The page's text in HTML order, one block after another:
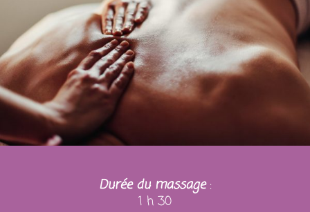
Durée du massage:
1 h 30